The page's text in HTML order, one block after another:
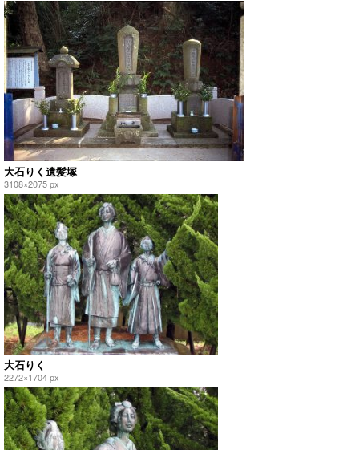
大石りく遺髪塚
3108×2075 px
大石りく
2272×1704 px